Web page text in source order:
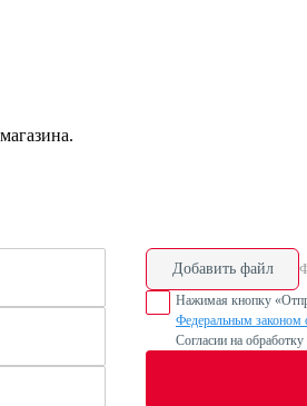
Добавить файл
Нажимая кнопку
Федеральным
Согласии на